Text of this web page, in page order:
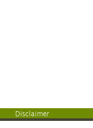
Disclaimer